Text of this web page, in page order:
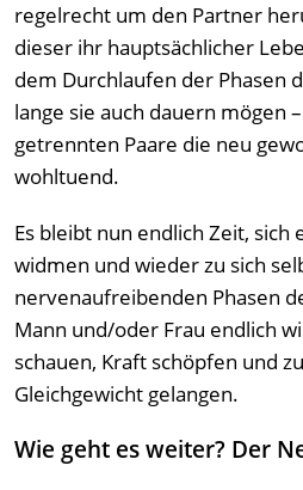
regelrecht um den Partner
dieser ihr hauptsächlicher
dem Durchlaufen der Phasen
lange sie auch dauern mögen
getrennten Paare die neu
wohltuend.
Es bleibt nun endlich Zeit, sich
widmen und wieder zu sich
nervenaufreibenden Phasen
Mann und/oder Frau endlich
schauen, Kraft schöpfen und
Gleichgewicht gelangen.
Wie geht es weiter? Der